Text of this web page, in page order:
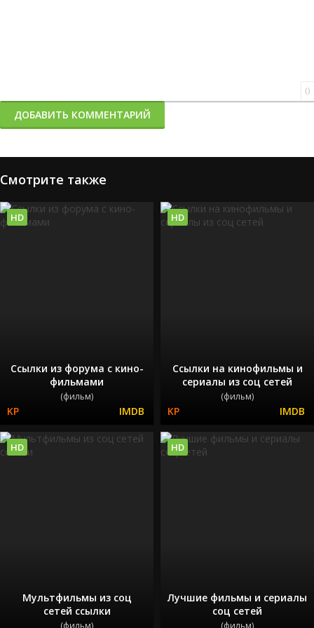
0
ДОБАВИТЬ КОММЕНТАРИЙ
Смотрите также
Ссылки из форума с кино-
фильмами
(фильм)
HD
Ссылки на кинофильмы и
сериалы из соц сетей
(фильм)
HD
Мультфильмы из соц
сетей ссылки
(фильм)
HD
Лучшие фильмы и сериалы
соц сетей
(фильм)
HD